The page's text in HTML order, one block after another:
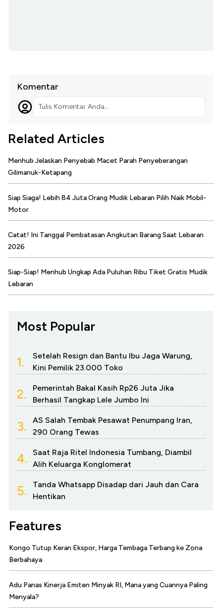
Komentar
Tulis Komentar Anda...
Related Articles
Menhub Jelaskan Penyebab Macet Parah Penyeberangan
Gilimanuk-Ketapang
Siap Siaga! Lebih 84 Juta Orang Mudik Lebaran Pilih Naik Mobil-
Motor
Catat! Ini Tanggal Pembatasan Angkutan Barang Saat Lebaran
2026
Siap-Siap! Menhub Ungkap Ada Puluhan Ribu Tiket Gratis Mudik
Lebaran
Most Popular
1.
Setelah Resign dan Bantu Ibu Jaga Warung,
Kini Pemilik 23.000 Toko
2.
Pemerintah Bakal Kasih Rp26 Juta Jika
Berhasil Tangkap Lele Jumbo Ini
3.
AS Salah Tembak Pesawat Penumpang Iran,
290 Orang Tewas
4.
Saat Raja Ritel Indonesia Tumbang, Diambil
Alih Keluarga Konglomerat
5.
Tanda Whatsapp Disadap dari Jauh dan Cara
Hentikan
Features
Kongo Tutup Keran Ekspor, Harga Tembaga Terbang ke Zona
Berbahaya
Adu Panas Kinerja Emiten Minyak RI, Mana yang Cuannya Paling
Menyala?